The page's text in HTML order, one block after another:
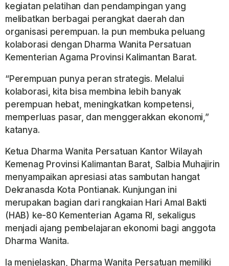
kegiatan pelatihan dan pendampingan yang
melibatkan berbagai perangkat daerah dan
organisasi perempuan. Ia pun membuka peluang
kolaborasi dengan Dharma Wanita Persatuan
Kementerian Agama Provinsi Kalimantan Barat.
“Perempuan punya peran strategis. Melalui
kolaborasi, kita bisa membina lebih banyak
perempuan hebat, meningkatkan kompetensi,
memperluas pasar, dan menggerakkan ekonomi,”
katanya.
Ketua Dharma Wanita Persatuan Kantor Wilayah
Kemenag Provinsi Kalimantan Barat, Salbia Muhajirin
menyampaikan apresiasi atas sambutan hangat
Dekranasda Kota Pontianak. Kunjungan ini
merupakan bagian dari rangkaian Hari Amal Bakti
(HAB) ke-80 Kementerian Agama RI, sekaligus
menjadi ajang pembelajaran ekonomi bagi anggota
Dharma Wanita.
Ia menjelaskan, Dharma Wanita Persatuan memiliki